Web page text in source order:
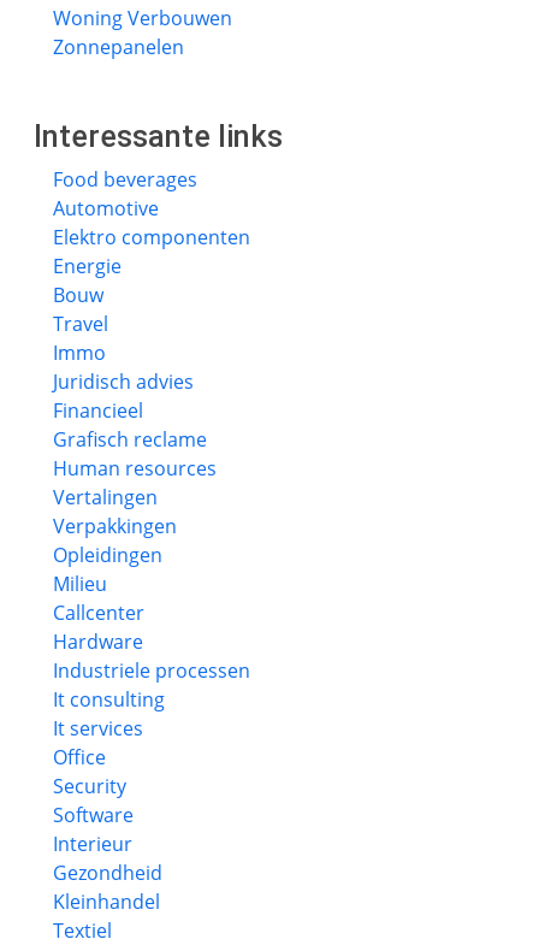
Woning Verbouwen
Zonnepanelen
Interessante links
Food beverages
Automotive
Elektro componenten
Energie
Bouw
Travel
Immo
Juridisch advies
Financieel
Grafisch reclame
Human resources
Vertalingen
Verpakkingen
Opleidingen
Milieu
Callcenter
Hardware
Industriele processen
It consulting
It services
Office
Security
Software
Interieur
Gezondheid
Kleinhandel
Textiel